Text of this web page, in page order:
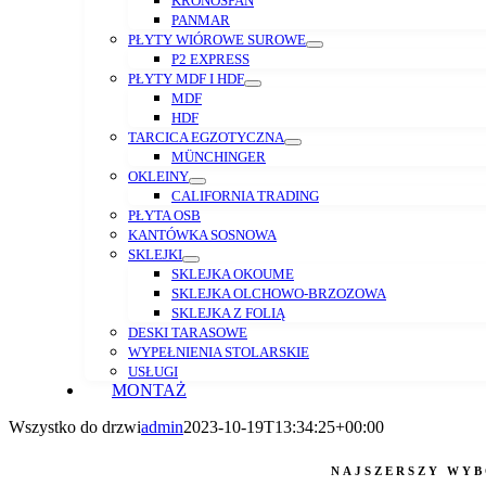
PANMAR
PŁYTY WIÓROWE SUROWE
P2 EXPRESS
PŁYTY MDF I HDF
MDF
HDF
TARCICA EGZOTYCZNA
MÜNCHINGER
OKLEINY
CALIFORNIA TRADING
PŁYTA OSB
KANTÓWKA SOSNOWA
SKLEJKI
SKLEJKA OKOUME
SKLEJKA OLCHOWO-BRZOZOWA
SKLEJKA Z FOLIĄ
DESKI TARASOWE
WYPEŁNIENIA STOLARSKIE
USŁUGI
MONTAŻ
Wszystko do drzwiadmin2023-10-19T13:34:25+00:00
NAJSZERSZY